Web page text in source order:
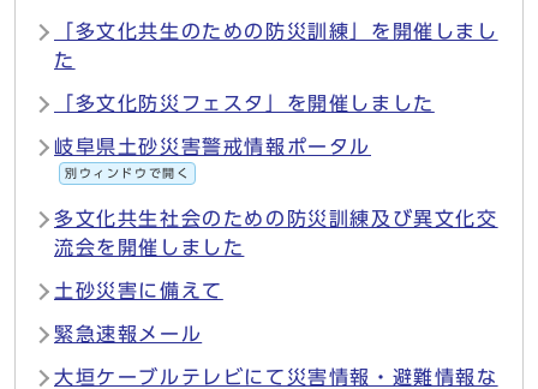
「多文化共生のための防災訓練」を開催しまし
た
「多文化防災フェスタ」を開催しました
岐阜県土砂災害警戒情報ポータル
別ウィンドウで開く
多文化共生社会のための防災訓練及び異文化交
流会を開催しました
土砂災害に備えて
緊急速報メール
大垣ケーブルテレビにて災害情報・避難情報な